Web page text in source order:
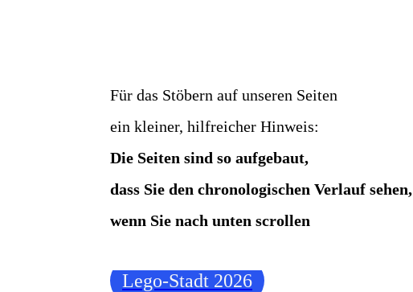
Für das Stöbern auf unseren Seiten
ein kleiner, hilfreicher Hinweis:
Die Seiten sind so aufgebaut,
dass Sie den chronologischen Verlauf sehen,
wenn Sie nach unten scrollen
Lego-Stadt 2026